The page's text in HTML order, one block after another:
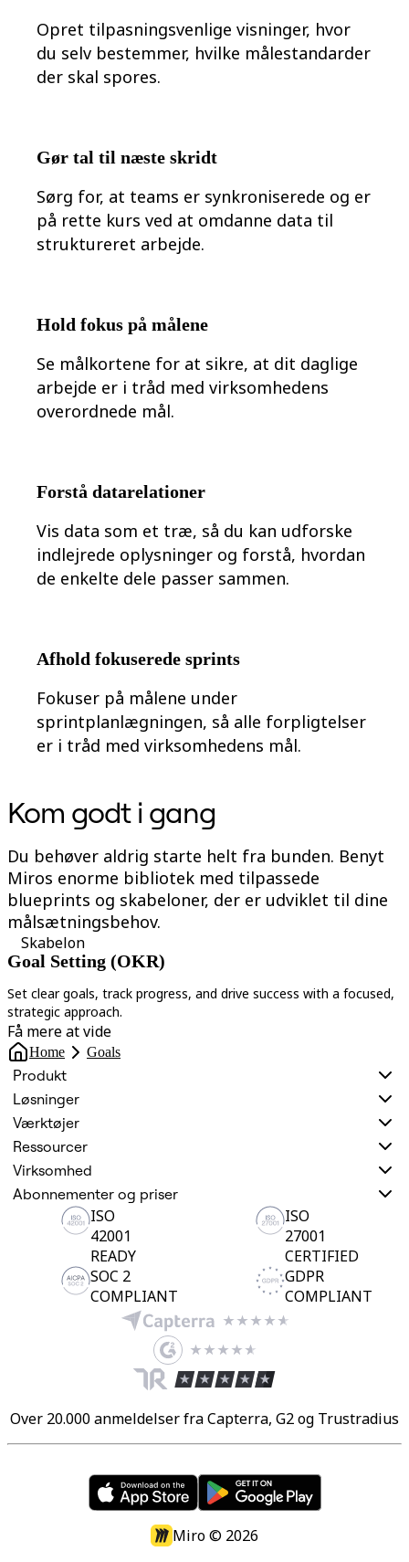
Opret tilpasningsvenlige visninger, hvor
du selv bestemmer, hvilke målestandarder
der skal spores.
Gør tal til næste skridt
Sørg for, at teams er synkroniserede og er
på rette kurs ved at omdanne data til
struktureret arbejde.
Hold fokus på målene
Se målkortene for at sikre, at dit daglige
arbejde er i tråd med virksomhedens
overordnede mål.
Forstå datarelationer
Vis data som et træ, så du kan udforske
indlejrede oplysninger og forstå, hvordan
de enkelte dele passer sammen.
Afhold fokuserede sprints
Fokuser på målene under
sprintplanlægningen, så alle forpligtelser
er i tråd med virksomhedens mål.
Kom godt i gang
Du behøver aldrig starte helt fra bunden. Benyt
Miros enorme bibliotek med tilpassede
blueprints og skabeloner, der er udviklet til dine
målsætningsbehov.
Skabelon
Goal Setting (OKR)
Set clear goals, track progress, and drive success with a focused,
strategic approach.
Få mere at vide
Home Goals
Produkt
Løsninger
Værktøjer
Ressourcer
Virksomhed
Abonnementer og priser
ISO
42001
READY
ISO
27001
CERTIFIED
SOC 2
COMPLIANT
GDPR
COMPLIANT
Over 20.000 anmeldelser fra Capterra, G2 og Trustradius
Miro © 2026